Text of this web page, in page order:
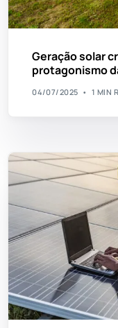
Geração solar
protagonismo
04/07/2025 1 MIN